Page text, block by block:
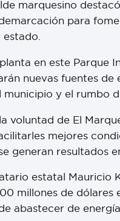
marquesino
para
en este Parque
nuevas fuentes
municipio y el rumbo
voluntad de El
mejores
generan resultados
estatal Mauricio
millones de dólares
abastecer de